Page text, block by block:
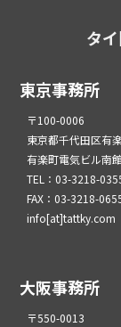
タ
東京事務所
〒100-0006
東京都千代田区有
有楽町電気ビル南
TEL：03-3218-
FAX：03-3218-
info[at]tattky.com
大阪事務所
〒550-0013